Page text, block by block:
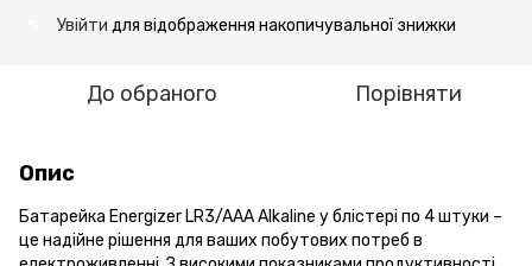
Увійти для відображення накопичувальної знижки
До обраного Порівняти
Опис
Батарейка Energizer LR3/AAA Alkaline у ​​блістері по 4 штуки –
це надійне рішення для ваших побутових потреб в